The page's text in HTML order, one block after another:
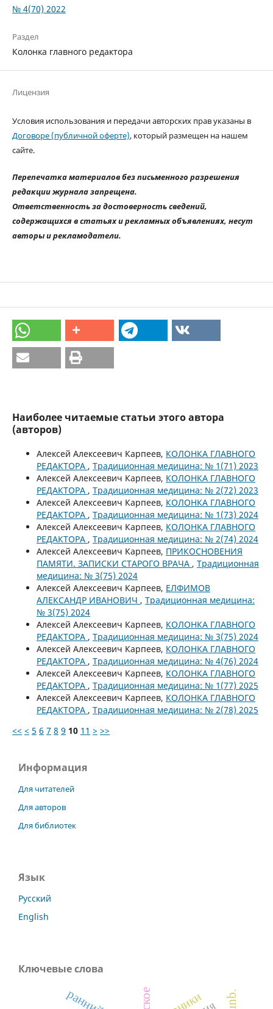
№ 4(70) 2022
Раздел
Колонка главного редактора
Лицензия
Условия использования и передачи авторских прав указаны в
Договоре (публичной оферте), который размещен на нашем
сайте.
Перепечатка материалов без письменного разрешения
редакции журнала запрещена.
Ответственность за достоверность сведений,
содержащихся в статьях и рекламных объявлениях, несут
авторы и рекламодатели.
Наиболее читаемые статьи этого автора
(авторов)
Алексей Алексеевич Карпеев, КОЛОНКА ГЛАВНОГО
РЕДАКТОРА , Традиционная медицина: № 1(71) 2023
Алексей Алексеевич Карпеев, КОЛОНКА ГЛАВНОГО
РЕДАКТОРА , Традиционная медицина: № 2(72) 2023
Алексей Алексеевич Карпеев, КОЛОНКА ГЛАВНОГО
РЕДАКТОРА , Традиционная медицина: № 1(73) 2024
Алексей Алексеевич Карпеев, КОЛОНКА ГЛАВНОГО
РЕДАКТОРА , Традиционная медицина: № 2(74) 2024
Алексей Алексеевич Карпеев, ПРИКОСНОВЕНИЯ
ПАМЯТИ. ЗАПИСКИ СТАРОГО ВРАЧА , Традиционная
медицина: № 3(75) 2024
Алексей Алексеевич Карпеев, ЕЛФИМОВ
АЛЕКСАНДР ИВАНОВИЧ , Традиционная медицина:
№ 3(75) 2024
Алексей Алексеевич Карпеев, КОЛОНКА ГЛАВНОГО
РЕДАКТОРА , Традиционная медицина: № 3(75) 2024
Алексей Алексеевич Карпеев, КОЛОНКА ГЛАВНОГО
РЕДАКТОРА , Традиционная медицина: № 4(76) 2024
Алексей Алексеевич Карпеев, КОЛОНКА ГЛАВНОГО
РЕДАКТОРА , Традиционная медицина: № 1(77) 2025
Алексей Алексеевич Карпеев, КОЛОНКА ГЛАВНОГО
РЕДАКТОРА , Традиционная медицина: № 2(78) 2025
<< < 5 6 7 8 9 10 11 > >>
Информация
Для читателей
Для авторов
Для библиотек
Язык
Русский
English
Ключевые слова